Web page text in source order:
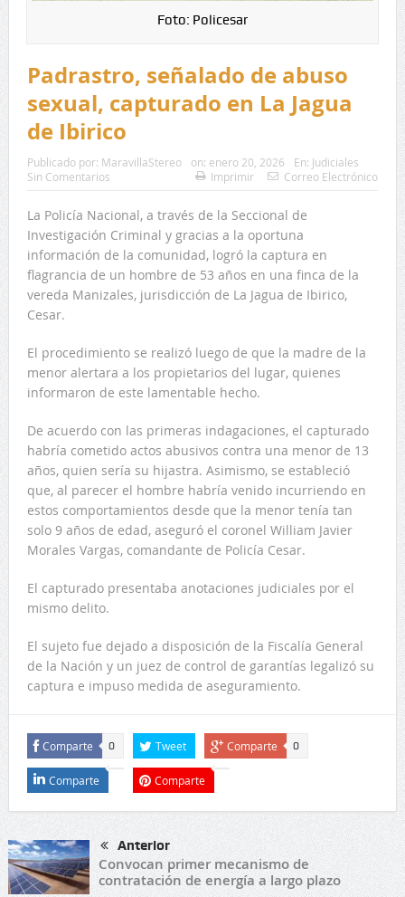
Foto: Policesar
Padrastro, señalado de abuso
sexual, capturado en La Jagua
de Ibirico
Publicado por: MaravillaStereo on: enero 20, 2026 En: Judiciales
Sin Comentarios
Imprimir Correo Electrónico
La Policía Nacional, a través de la Seccional de
Investigación Criminal y gracias a la oportuna
información de la comunidad, logró la captura en
flagrancia de un hombre de 53 años en una finca de la
vereda Manizales, jurisdicción de La Jagua de Ibirico,
Cesar.
El procedimiento se realizó luego de que la madre de la
menor alertara a los propietarios del lugar, quienes
informaron de este lamentable hecho.
De acuerdo con las primeras indagaciones, el capturado
habría cometido actos abusivos contra una menor de 13
años, quien sería su hijastra. Asimismo, se estableció
que, al parecer el hombre habría venido incurriendo en
estos comportamientos desde que la menor tenía tan
solo 9 años de edad, aseguró el coronel William Javier
Morales Vargas, comandante de Policía Cesar.
El capturado presentaba anotaciones judiciales por el
mismo delito.
El sujeto fue dejado a disposición de la Fiscalía General
de la Nación y un juez de control de garantías legalizó su
captura e impuso medida de aseguramiento.
Comparte 0 Tweet Comparte 0
Comparte Comparte
Anterior
Convocan primer mecanismo de
contratación de energía a largo plazo